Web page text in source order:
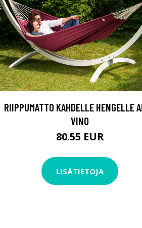
RIIPPUMATTO KAHDELLE HENGELLE
VINO
80.55 EUR
LISÄTIETOJA